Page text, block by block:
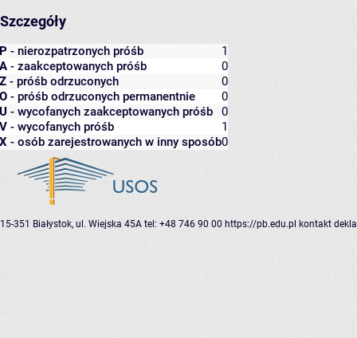
Szczegóły
P - nierozpatrzonych próśb
1
A - zaakceptowanych próśb
0
Z - próśb odrzuconych
0
O - próśb odrzuconych permanentnie
0
U - wycofanych zaakceptowanych próśb
0
V - wycofanych próśb
1
X - osób zarejestrowanych w inny sposób0
15-351 Białystok, ul. Wiejska 45A tel: +48 746 90 00 https://pb.edu.pl kontakt